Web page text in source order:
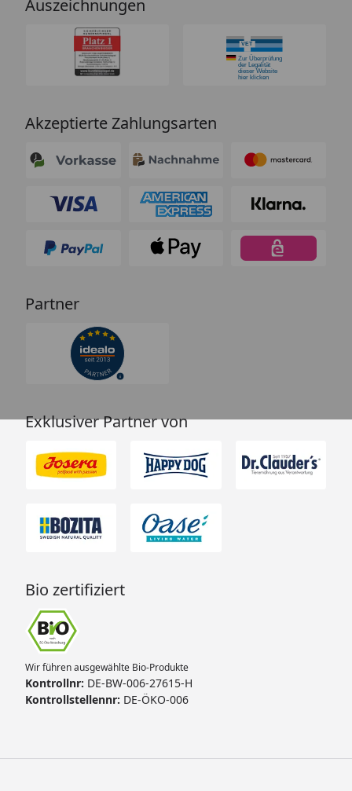
Auszeichnungen
Akzeptierte Zahlungsarten
Partner
Exklusiver Partner von
Bio zertifiziert
Wir führen ausgewählte Bio-Produkte
Kontrollnr: DE-BW-006-27615-H
Kontrollstellennr: DE-ÖKO-006